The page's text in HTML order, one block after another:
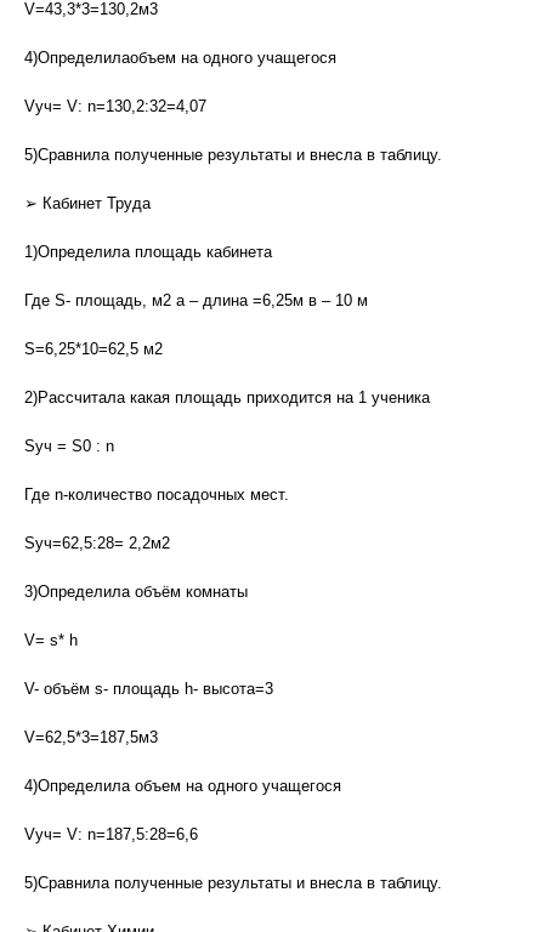
V=43,3*3=130,2м3
4)Определилаобъем на одного учащегося
Vуч= V: n=130,2:32=4,07
5)Сравнила полученные результаты и внесла в таблицу.
➢ Кабинет Труда
1)Определила площадь кабинета
Где S- площадь, м2 а – длина =6,25м в – 10 м
S=6,25*10=62,5 м2
2)Рассчитала какая площадь приходится на 1 ученика
Sуч = S0 : n
Где n-количество посадочных мест.
Sуч=62,5:28= 2,2м2
3)Определила объём комнаты
V= s* h
V- объём s- площадь h- высота=3
V=62,5*3=187,5м3
4)Определила объем на одного учащегося
Vуч= V: n=187,5:28=6,6
5)Сравнила полученные результаты и внесла в таблицу.